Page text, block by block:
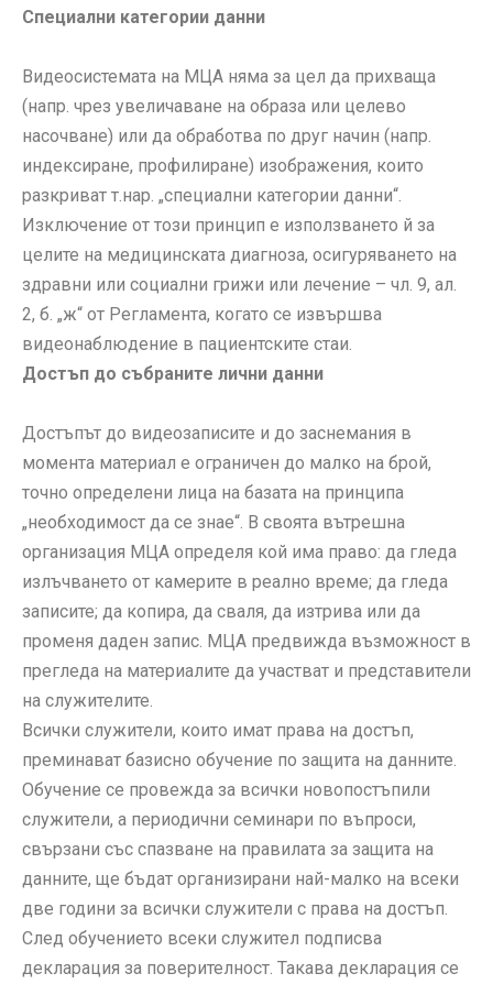
Специални категории данни
Видеосистемата на МЦА няма за цел да прихваща
(напр. чрез увеличаване на образа или целево
насочване) или да обработва по друг начин (напр.
индексиране, профилиране) изображения, които
разкриват т.нар. „специални категории данни“.
Изключение от този принцип е използването й за
целите на медицинската диагноза, осигуряването на
здравни или социални грижи или лечение – чл. 9, ал.
2, б. „ж“ от Регламента, когато се извършва
видеонаблюдение в пациентските стаи.
Достъп до събраните лични данни
Достъпът до видеозаписите и до заснемания в
момента материал е ограничен до малко на брой,
точно определени лица на базата на принципа
„необходимост да се знае“. В своята вътрешна
организация МЦА определя кой има право: да гледа
излъчването от камерите в реално време; да гледа
записите; да копира, да сваля, да изтрива или да
променя даден запис. МЦА предвижда възможност в
прегледа на материалите да участват и представители
на служителите.
Всички служители, които имат права на достъп,
преминават базисно обучение по защита на данните.
Обучение се провежда за всички новопостъпили
служители, а периодични семинари по въпроси,
свързани със спазване на правилата за защита на
данните, ще бъдат организирани най-малко на всеки
две години за всички служители с права на достъп.
След обучението всеки служител подписва
декларация за поверителност. Такава декларация се